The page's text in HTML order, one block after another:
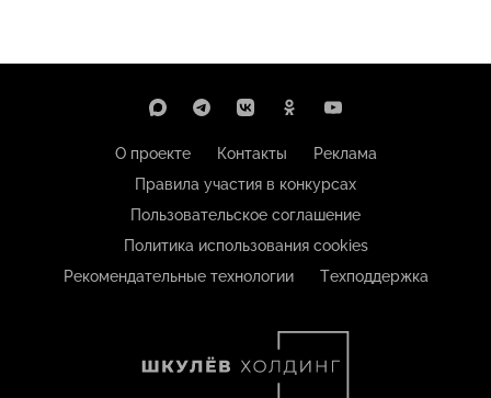
О проекте Контакты
Реклама
Правила участия в конкурсах
Пользовательское соглашение
Политика использования cookies
Рекомендательные технологии
Техподдержка